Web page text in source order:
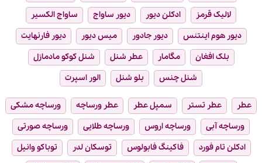
لالیک قرمز
ادکلن دیور دیور ساواج
ساواج الکسیر
دیور هوم اینتنس
دیور جادور میس دیور
دیور فارنهایت
بلک افغان
مگامار عطر شنل
شنل کوکو مادمازل
شنل چنس
بلو شنل الور اسپرت
عطر عطر تستر سمپل عطر عطر ورساچه
ورساچه مشکی
ورساچه آبی
ورساچه اروس ورساچه طلایی
ورساچه صورتی
ادکلن تام فورد
فاکینگ فابولوس توسکان لدر
توباکو وانیل